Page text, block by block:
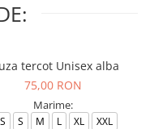
tercot Unisex alba
75,00 RON
Marime:
S M L XL XXL